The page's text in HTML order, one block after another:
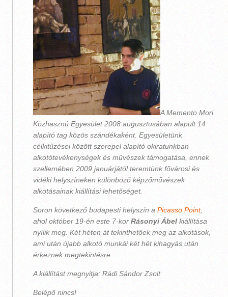
A Memento Mori
Közhasznú Egyesület 2008 augusztusában alapult 14
alapító tag közös szándékaként. Egyesületünk
célkitűzései között szerepel alapító okiratunkban
alkotótevékenységek és művészek támogatása, ennek
szellemében 2009 januárjától teremtünk fővárosi és
vidéki helyszíneken különböző képzőművészek
alkotásainak kiállítási lehetőséget.
Soron következő budapesti helyszín a Picasso Point,
ahol október 19-én este 7-kor Rásonyi Ábel kiállítása
nyílik meg. Két héten át tekinthetőek meg az alkotások,
ami után újabb alkotó munkái két hét kihagyás után
érkeznek megtekintésre.
A kiállítást megnyitja: Rádi Sándor Zsolt
Belépő nincs!